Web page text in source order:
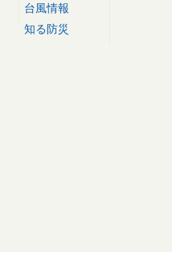
台風情報
知る防災